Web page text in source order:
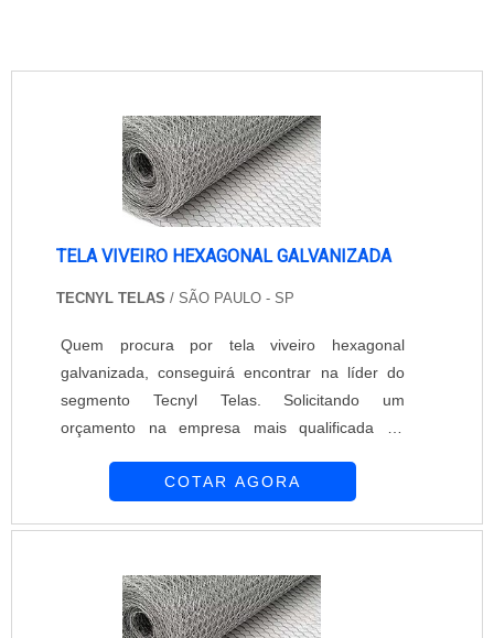
TELA VIVEIRO HEXAGONAL GALVANIZADA
TECNYL TELAS / SÃO PAULO - SP
Quem procura por tela viveiro hexagonal
galvanizada, conseguirá encontrar na líder do
segmento Tecnyl Telas. Solicitando um
orçamento na empresa mais qualificada do
e custo benefício. Quando o tema é tela viveiro
HEXAGONAL GALVANIZADAHá muitas maneiras
eficientes de demons...
COTAR AGORA